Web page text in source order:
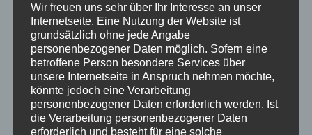
Einsatzart:NOTF-LAGE
Einsatzort:Maienweg
Fahrzeuge:FF Alsterdorf
Weitere Kräfte:FF Alsterdorf, Rettungsdienst
Einsatzbericht:
Wir freuen uns sehr über Ihr Interesse an unser
Internetseite. Eine Nutzung der Website ist
grundsätzlich ohne jede Angabe
personenbezogener Daten möglich. Sofern eine
betroffene Person besondere Services über
unsere Internetseite in Anspruch nehmen möchte,
könnte jedoch eine Verarbeitung
personenbezogener Daten erforderlich werden. Ist
die Verarbeitung personenbezogener Daten
erforderlich und besteht für eine solche